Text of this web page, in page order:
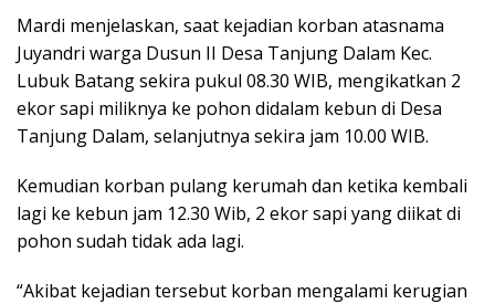
Mardi menjelaskan, saat kejadian korban atasnama
Juyandri warga Dusun II Desa Tanjung Dalam Kec.
Lubuk Batang sekira pukul 08.30 WIB, mengikatkan 2
ekor sapi miliknya ke pohon didalam kebun di Desa
Tanjung Dalam, selanjutnya sekira jam 10.00 WIB.
Kemudian korban pulang kerumah dan ketika kembali
lagi ke kebun jam 12.30 Wib, 2 ekor sapi yang diikat di
pohon sudah tidak ada lagi.
“Akibat kejadian tersebut korban mengalami kerugian